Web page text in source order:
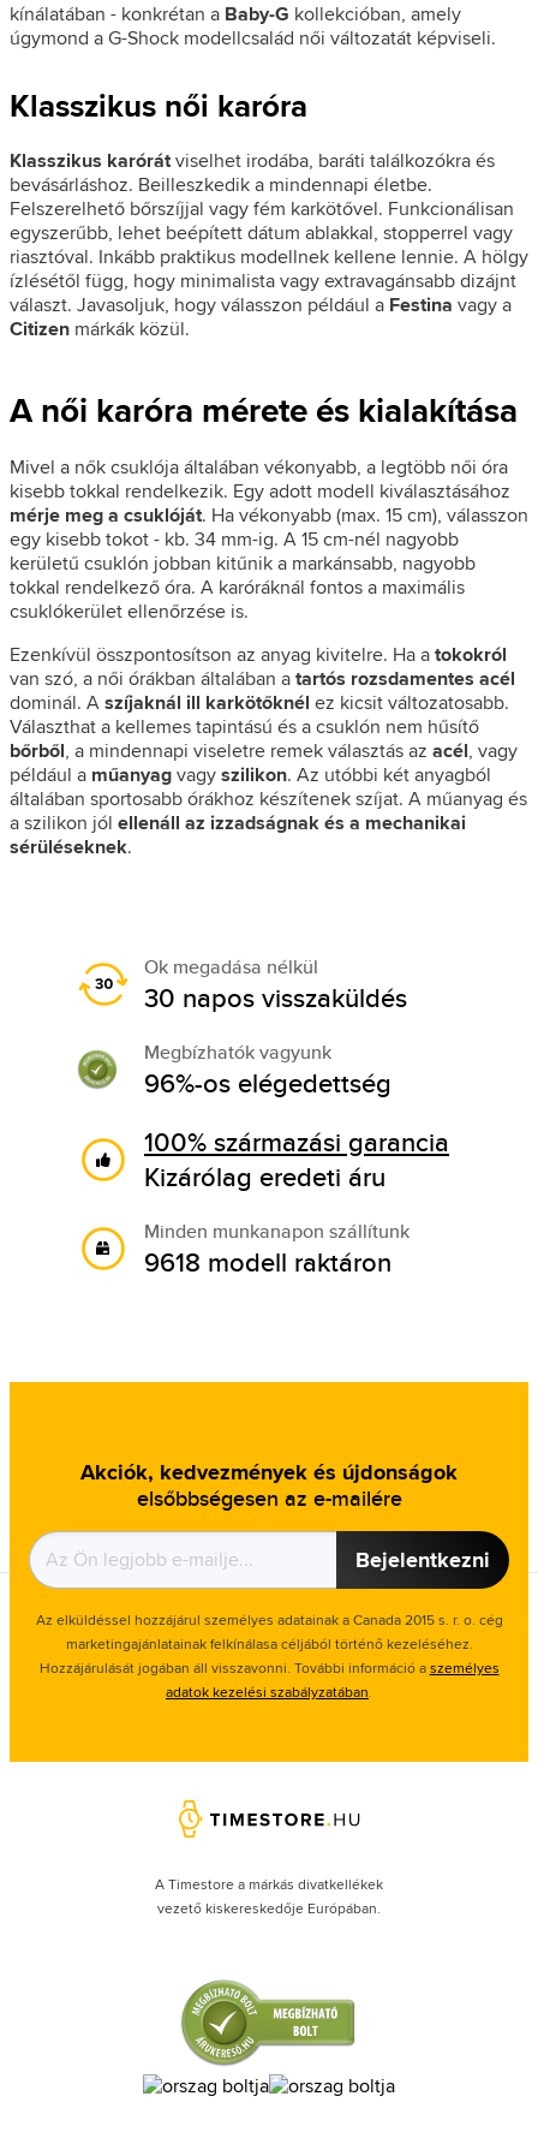
kínálatában - konkrétan a Baby-G kollekcióban, amely
úgymond a G-Shock modellcsalád női változatát képviseli.
Klasszikus női karóra
Klasszikus karórátviselhet irodába, baráti találkozókra és
bevásárláshoz. Beilleszkedik a mindennapi életbe.
Felszerelhető bőrszíjjal vagy fém karkötővel. Funkcionálisan
egyszerűbb, lehet beépített dátum ablakkal, stopperrel vagy
riasztóval. Inkább praktikus modellnek kellene lennie. A hölgy
ízlésétől függ, hogy minimalista vagy extravagánsabb dizájnt
választ. Javasoljuk, hogy válasszon például a Festina vagy a
Citizen márkák közül.
A női karóra mérete és kialakítása
Mivel a nők csuklója általában vékonyabb, a legtöbb női óra
kisebb tokkal rendelkezik. Egy adott modell kiválasztásához
mérje meg a csuklóját. Ha vékonyabb (max. 15 cm), válasszon
egy kisebb tokot - kb. 34 mm-ig. A 15 cm-nél nagyobb
kerületű csuklón jobban kitűnik a markánsabb, nagyobb
tokkal rendelkező óra. A karóráknál fontos a maximális
csuklókerület ellenőrzése is.
Ezenkívül összpontosítson az anyag kivitelre. Ha atokokról
van szó, a női órákban általában atartós rozsdamentes acél
dominál. Aszíjaknál ill karkötőknél ez kicsit változatosabb.
Választhat a kellemes tapintású és a csuklón nem hűsítő
bőrből, a mindennapi viseletre remek választás az acél, vagy
például a műanyagvagyszilikon. Az utóbbi két anyagból
általában sportosabb órákhoz készítenek szíjat. A műanyag és
a szilikon jól ellenáll az izzadságnak és a mechanikai
sérüléseknek.
Ok megadása nélkül
30 napos visszaküldés
Megbízhatók vagyunk
96%-os elégedettség
100% származási garancia
Kizárólag eredeti áru
Minden munkanapon szállítunk
9618 modell raktáron
Akciók, kedvezmények és újdonságok
elsőbbségesen az e-mailére
Bejelentkezni
Az elküldéssel hozzájárul személyes adatainak a Canada 2015 s. r. o. cég
marketingajánlatainak felkínálasa céljából történő kezeléséhez.
Hozzájárulását jogában áll visszavonni. További információ aszemélyes
adatok kezelési szabályzatában.
A Timestore a márkás divatkellékek
vezető kiskereskedője Európában.